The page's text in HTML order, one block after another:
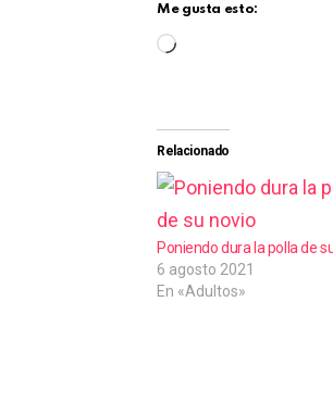
Me gusta esto:
g
a
d
o
Relacionado
Poniendo dura la polla de
6 agosto 2021
En «Adultos»